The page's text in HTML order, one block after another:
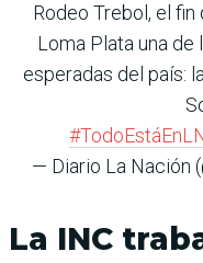
Rodeo Trebol, el
Loma Plata una
esperadas del país:
— Diario La Nación
La INC